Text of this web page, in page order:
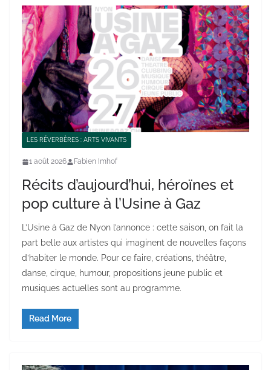
LES RÉVERBÈRES : ARTS VIVANTS
1 août 2026 Fabien Imhof
Récits d’aujourd’hui, héroïnes et
pop culture à l’Usine à Gaz
L’Usine à Gaz de Nyon l’annonce : cette saison, on fait la
part belle aux artistes qui imaginent de nouvelles façons
d’habiter le monde. Pour ce faire, créations, théâtre,
danse, cirque, humour, propositions jeune public et
musiques actuelles sont au programme.
Read More